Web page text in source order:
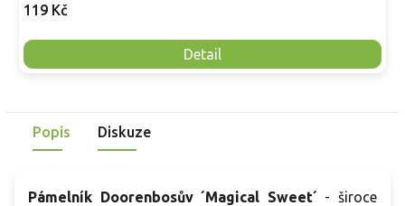
119 Kč
Detail
Popis Diskuze
Pámelník Doorenbosův ´Magical Sweet´ - široce